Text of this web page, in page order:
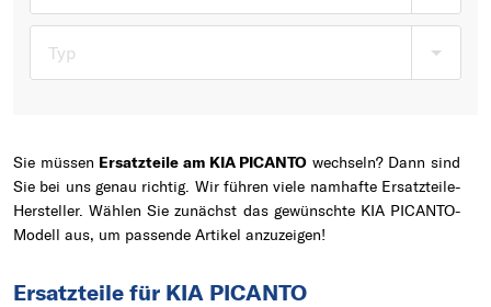
Typ
Sie müssen Ersatzteile am KIA PICANTO wechseln? Dann sind
Sie bei uns genau richtig. Wir führen viele namhafte Ersatzteile-
Hersteller. Wählen Sie zunächst das gewünschte KIA PICANTO-
Modell aus, um passende Artikel anzuzeigen!
Ersatzteile für KIA PICANTO